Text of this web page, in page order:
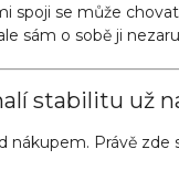
spoji se může
sám o sobě ji
stabilitu už
nákupem. Právě